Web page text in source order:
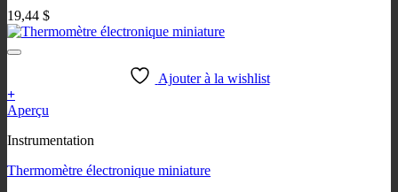
options
peuvent
être
la
page
produit
19,44 $
Ajouter à la wishlist
+
Ce
a
variations.
Aperçu
Instrumentation
Thermomètre électronique miniature